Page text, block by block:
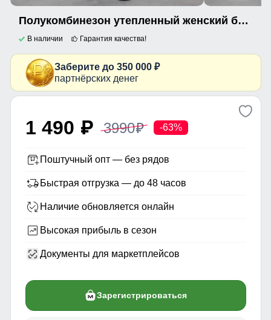
Полукомбинезон утепленный женский большого размера серого цвета 1332Sr
В наличии Гарантия качества!
Заберите до 350 000 ₽
партнёрских денег
1 490 p 3990p -63%
Поштучный опт — без рядов
Быстрая отгрузка — до 48 часов
Наличие обновляется онлайн
Высокая прибыль в сезон
Документы для маркетплейсов
Зарегистрироваться